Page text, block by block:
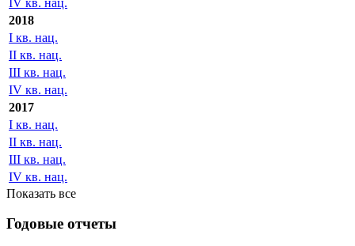
2018
I кв. нац.
II кв. нац.
III кв. нац.
IV кв. нац.
2017
I кв. нац.
II кв. нац.
III кв. нац.
IV кв. нац.
Показать все
Годовые отчеты